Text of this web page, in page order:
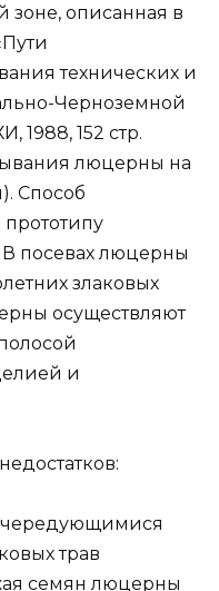
зоне, описанная в
технических и
Черноземной
1988, 152 стр.
люцерны на
Способ
посевах люцерны
злаковых
осуществляют
и
трав
семян люцерны